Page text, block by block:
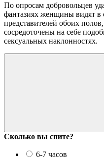
По опросам добровольцев
фантазиях женщины видят в
представителей обоих
сосредоточены на себе
сексуальных наклонностях.
Сколько вы спите?
6-7 часов